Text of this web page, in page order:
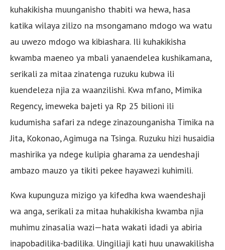
kuhakikisha muunganisho thabiti wa hewa, hasa
katika wilaya zilizo na msongamano mdogo wa watu
au uwezo mdogo wa kibiashara. Ili kuhakikisha
kwamba maeneo ya mbali yanaendelea kushikamana,
serikali za mitaa zinatenga ruzuku kubwa ili
kuendeleza njia za waanzilishi. Kwa mfano, Mimika
Regency, imeweka bajeti ya Rp 25 bilioni ili
kudumisha safari za ndege zinazounganisha Timika na
Jita, Kokonao, Agimuga na Tsinga. Ruzuku hizi husaidia
mashirika ya ndege kulipia gharama za uendeshaji
ambazo mauzo ya tikiti pekee hayawezi kuhimili.
Kwa kupunguza mizigo ya kifedha kwa waendeshaji
wa anga, serikali za mitaa huhakikisha kwamba njia
muhimu zinasalia wazi—hata wakati idadi ya abiria
inapobadilika-badilika. Uingiliaji kati huu unawakilisha